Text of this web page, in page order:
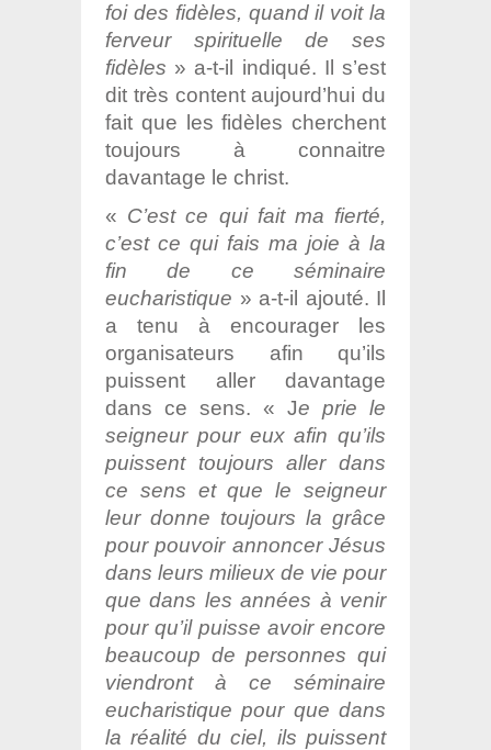
foi des fidèles, quand il voit la
ferveur spirituelle de ses
fidèles » a-t-il indiqué. Il s’est
dit très content aujourd’hui du
fait que les fidèles cherchent
toujours à connaitre
davantage le christ.
« C’est ce qui fait ma fierté,
c’est ce qui fais ma joie à la
fin de ce séminaire
eucharistique » a-t-il ajouté. Il
a tenu à encourager les
organisateurs afin qu’ils
puissent aller davantage
dans ce sens. « Je prie le
seigneur pour eux afin qu’ils
puissent toujours aller dans
ce sens et que le seigneur
leur donne toujours la grâce
pour pouvoir annoncer Jésus
dans leurs milieux de vie pour
que dans les années à venir
pour qu’il puisse avoir encore
beaucoup de personnes qui
viendront à ce séminaire
eucharistique pour que dans
la réalité du ciel, ils puissent